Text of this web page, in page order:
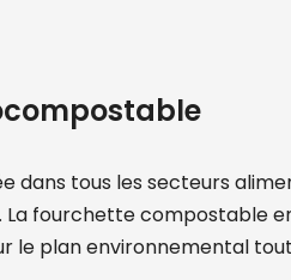
dans tous les secteurs
La fourchette compostable
le plan environnemental